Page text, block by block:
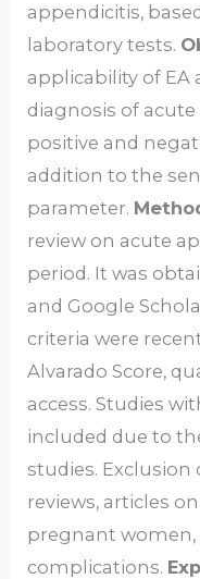
appendicitis,
laboratory tests.
applicability of EA
diagnosis of
positive and
addition to the
parameter.
review on acute
period. It was
and Google
criteria were
Alvarado Score,
access. Studies
included due to
studies. Exclusion
reviews, articles
pregnant women,
complications.